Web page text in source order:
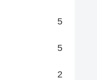
5
5
2